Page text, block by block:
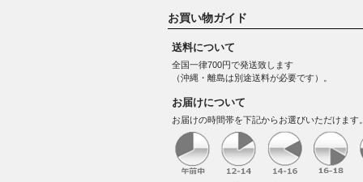
お買い物ガイド
送料について
全国一律700円で発送致します
（沖縄・離島は別途送料が必要です）。
お届けについて
お届けの時間帯を下記からお選びいただけます